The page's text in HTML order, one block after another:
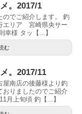
。2017/1
のでご紹介します。 釣
エリア 宮崎県央サー
様 タッ【...】
む
。2017/11
屋南店の後藤様より釣
おりましたのでご紹介
月上旬頃 釣【...】